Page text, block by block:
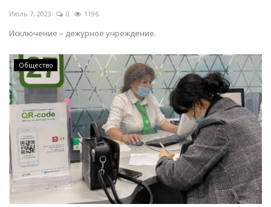
Июль 7, 2023 0 1196
Исключение – дежурное учреждение.
Общество